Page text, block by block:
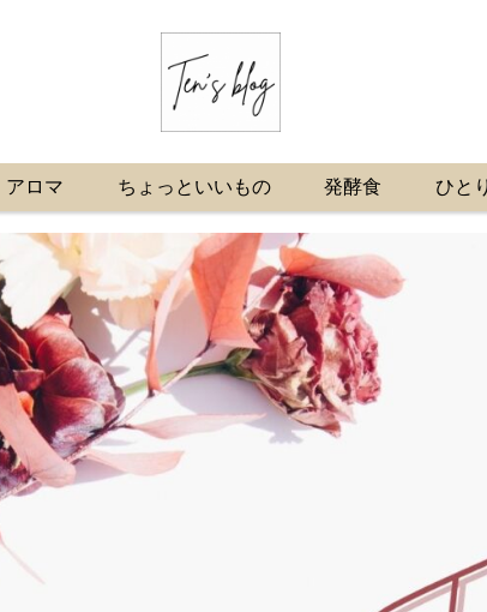
アロマ ちょっといいもの 発酵食 ひと